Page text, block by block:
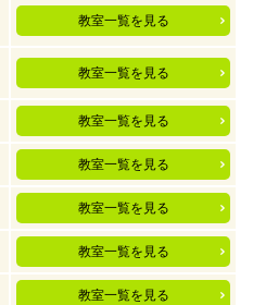
教室一覧を見る
教室一覧を見る
教室一覧を見る
教室一覧を見る
教室一覧を見る
教室一覧を見る
教室一覧を見る